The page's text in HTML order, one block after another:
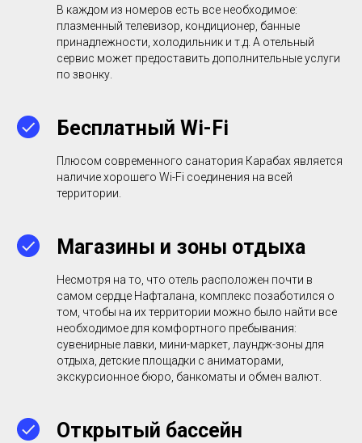
В каждом из номеров есть все необходимое:
плазменный телевизор, кондиционер, банные
принадлежности, холодильник и т.д. А отельный
сервис может предоставить дополнительные услуги
по звонку.
Бесплатный Wi-Fi
Плюсом современного санатория Карабах является
наличие хорошего Wi-Fi соединения на всей
территории.
Магазины и зоны отдыха
Несмотря на то, что отель расположен почти в
самом сердце Нафталана, комплекс позаботился о
том, чтобы на их территории можно было найти все
необходимое для комфортного пребывания:
сувенирные лавки, мини-маркет, лаундж-зоны для
отдыха, детские площадки с аниматорами,
экскурсионное бюро, банкоматы и обмен валют.
Открытый бассейн